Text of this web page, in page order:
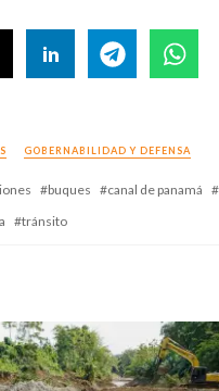
GOBERNABILIDAD Y DEFENSA
buques canal de panamá
tránsito